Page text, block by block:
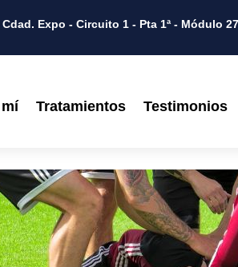
Expo - Circuito 1 - Pta 1ª - Módulo
Tratamientos Testimonios